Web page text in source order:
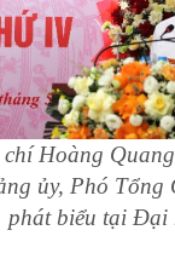
Hoàng
ủy, Phó Tổng
phát biểu tại Đại